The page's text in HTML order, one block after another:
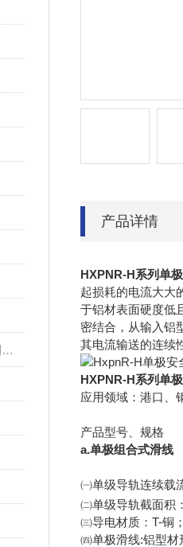
产品详情
HXPNR-H系列单
起损耗的电流大大
于铝材表面硬度低
密结合，从输入铝
其电流输送的连续
HXPNR-H系列单
应用领域：港口、
产品型号、规格
a.单极组合式滑线
㈠单级导轨连续载
㈡单级导轨截面积
㈢导电材质：T-铜
㈣单极滑线:铝型